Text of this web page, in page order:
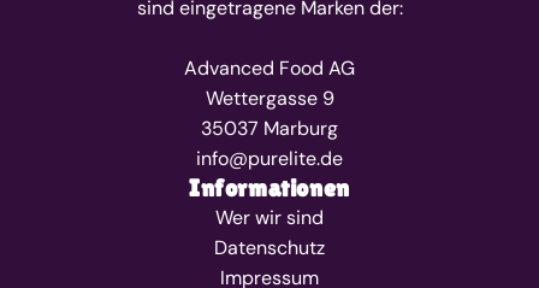
sind eingetragene Marken der:
Advanced Food AG
Wettergasse 9
35037 Marburg
info@purelite.de
Informationen
Wer wir sind
Datenschutz
Impressum